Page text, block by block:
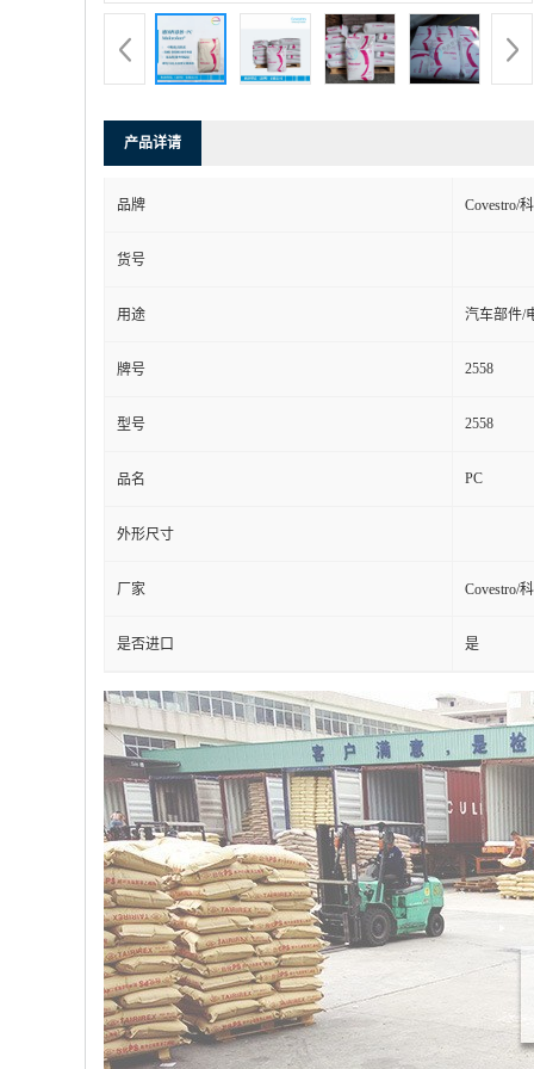
产品详请
品牌 Covestro/
货号
用途 汽车部件/
牌号 2558
型号 2558
品名 PC
外形尺寸
厂家 Covestro/
是否进口 是